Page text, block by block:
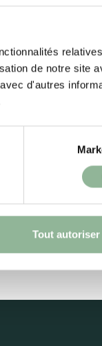
de notre site
d'autres
Tout autoriser